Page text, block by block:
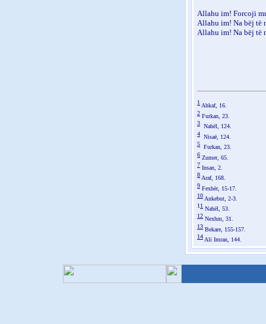
Allahu im! Forcoji
Allahu im! Na bëj të
Allahu im! Na bëj të
1Ahkaf, 16.
2 Furkan, 23.
3 Nahël, 124.
4 Nisaë, 124.
5 Furkan, 23.
6 Zumer, 65.
7 Insan, 2.
8Araf, 168.
9 Fexhër, 15-17.
10Ankebut, 2-3.
1 1 Nahël, 53.
12 Nexhm, 31.
13 Bekare, 155-157.
14Ali Imran, 144.